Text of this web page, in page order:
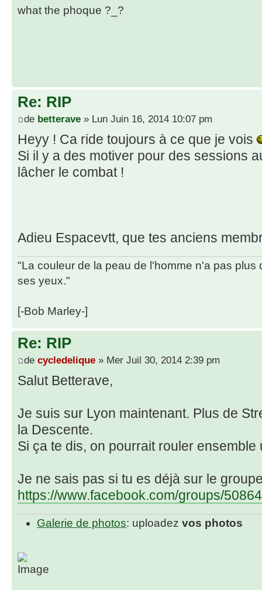
what the phoque ?_?
Re: RIP
de betterave » Lun Juin 16, 2014 10:07 pm
Heyy ! Ca ride toujours à ce que je vois
Si il y a des motiver pour des sessions
lâcher le combat !
Adieu Espacevtt, que tes anciens
"La couleur de la peau de l'homme n'a pas plus
ses yeux."
[-Bob Marley-]
Re: RIP
de cycledelique » Mer Juil 30, 2014 2:39 pm
Salut Betterave,
Je suis sur Lyon maintenant. Plus de
la Descente.
Si ça te dis, on pourrait rouler ensemble
Je ne sais pas si tu es déjà sur le
https://www.facebook.com/groups/
Galerie de photos: uploadez vos photos